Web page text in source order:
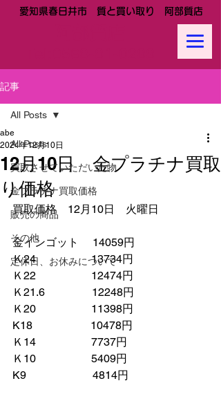
愛知県春日井市 質と買い取り 阿部質店
記事
All Posts
買取させていただいた物
金プラチナ買取価格
販売の商品
その他
定休日、お休みについて
All Posts
12月10日 金プラチナ買取
り価格
abe
2024年12月10日
買取価格　12月10日　火曜日
金インゴット　 14059円
Ｋ24　　　　　13734円
Ｋ22　　　　　12474円
Ｋ21.6　　　　 12248円
Ｋ20　　　　　11398円
K18　　　　　 10478円
Ｋ14　　　　　7737円
Ｋ10　　　　　5409円
K9　　　　　　4814円